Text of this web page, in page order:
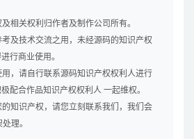
相关权利归作者及制作公司所有。
及技术交流之用，未经源码的知识产权
行商业使用。
，请自行联系源码知识产权权利人进行
配合作品知识产权权利人 一起维权。
知识产权，请您立刻联系我们，我们会
理。